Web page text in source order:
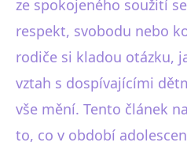
ze spokojeného soužití
respekt, svobodu nebo
rodiče si kladou otázku,
vztah s dospívajícími
vše mění. Tento článek
to, co v období